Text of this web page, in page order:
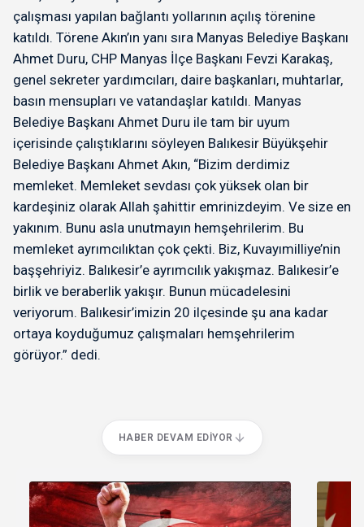
çalışması yapılan bağlantı yollarının açılış törenine
katıldı. Törene Akın’ın yanı sıra Manyas Belediye Başkanı
Ahmet Duru, CHP Manyas İlçe Başkanı Fevzi Karakaş,
genel sekreter yardımcıları, daire başkanları, muhtarlar,
basın mensupları ve vatandaşlar katıldı. Manyas
Belediye Başkanı Ahmet Duru ile tam bir uyum
içerisinde çalıştıklarını söyleyen Balıkesir Büyükşehir
Belediye Başkanı Ahmet Akın, “Bizim derdimiz
memleket. Memleket sevdası çok yüksek olan bir
kardeşiniz olarak Allah şahittir emrinizdeyim. Ve size en
yakınım. Bunu asla unutmayın hemşehrilerim. Bu
memleket ayrımcılıktan çok çekti. Biz, Kuvayımilliye’nin
başşehriyiz. Balıkesir’e ayrımcılık yakışmaz. Balıkesir’e
birlik ve beraberlik yakışır. Bunun mücadelesini
veriyorum. Balıkesir’imizin 20 ilçesinde şu ana kadar
ortaya koyduğumuz çalışmaları hemşehrilerim
görüyor.” dedi.
HABER DEVAM EDIYOR